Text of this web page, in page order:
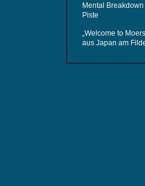
Mental
Piste
„Welcome to
aus Japan am